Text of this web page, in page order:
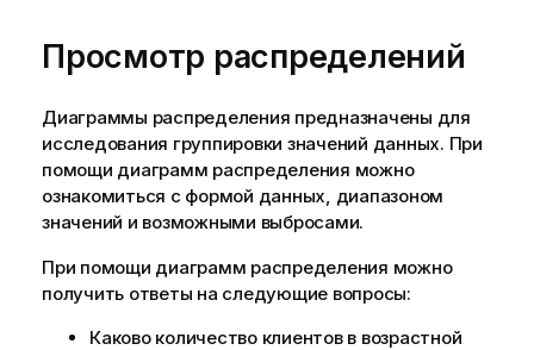
Просмотр распределений
Диаграммы распределения предназначены для
исследования группировки значений данных. При
помощи диаграмм распределения можно
ознакомиться с формой данных, диапазоном
значений и возможными выбросами.
При помощи диаграмм распределения можно
получить ответы на следующие вопросы:
Каково количество клиентов в возрастной